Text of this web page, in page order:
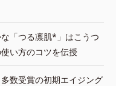
「つる凛肌*」はこうつ
い方のコツを伝授
数受賞の初期エイジング